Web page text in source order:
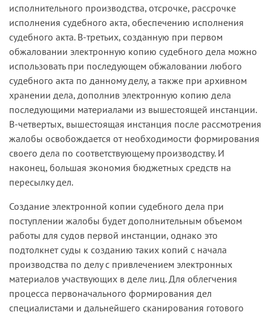
исполнительного производства, отсрочке, рассрочке
исполнения судебного акта, обеспечению исполнения
судебного акта. В-третьих, созданную при первом
обжаловании электронную копию судебного дела можно
использовать при последующем обжаловании любого
судебного акта по данному делу, а также при архивном
хранении дела, дополнив электронную копию дела
последующими материалами из вышестоящей инстанции.
В-четвертых, вышестоящая инстанция после рассмотрения
жалобы освобождается от необходимости формирования
своего дела по соответствующему производству. И
наконец, большая экономия бюджетных средств на
пересылку дел.
Создание электронной копии судебного дела при
поступлении жалобы будет дополнительным объемом
работы для судов первой инстанции, однако это
подтолкнет суды к созданию таких копий с начала
производства по делу с привлечением электронных
материалов участвующих в деле лиц. Для облегчения
процесса первоначального формирования дел
специалистами и дальнейшего сканирования готового